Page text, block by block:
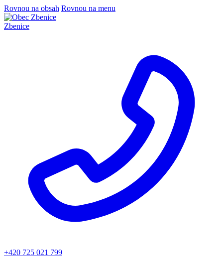
Rovnou na obsah Rovnou na menu
Zbenice
+420 725 021 799